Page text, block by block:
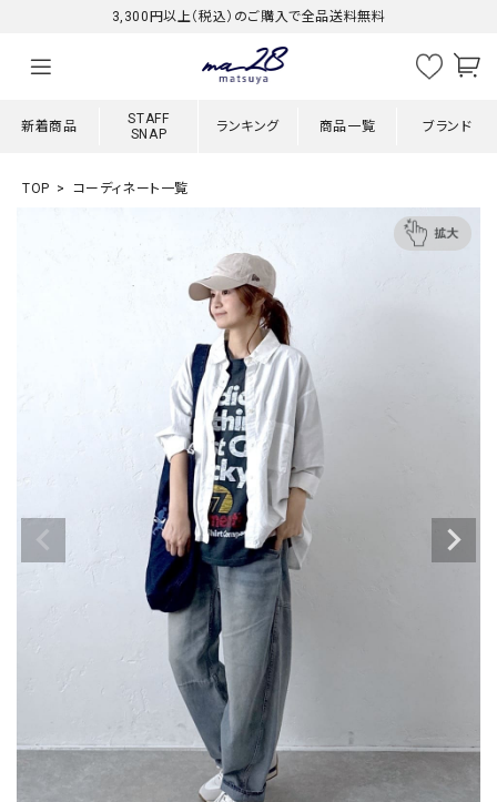
3,300円以上（税込）のご購入で全品送料無料
新着商品
STAFF
SNAP
ランキング 商品一覧 ブランド
TOP コーディネート一覧